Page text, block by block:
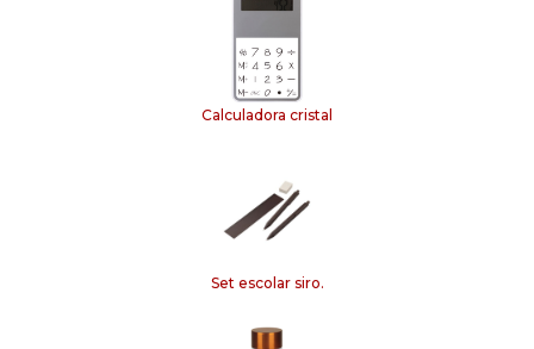
Calculadora cristal
Set escolar siro.